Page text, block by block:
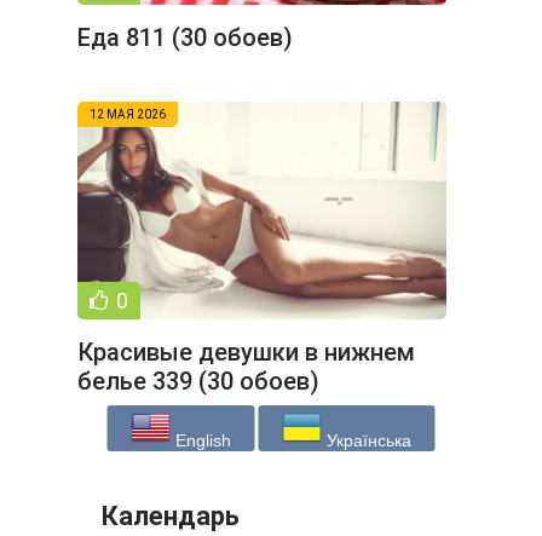
Еда 811 (30 обоев)
12 МАЯ 2026
0
Красивые девушки в нижнем
белье 339 (30 обоев)
English Українська
Календарь